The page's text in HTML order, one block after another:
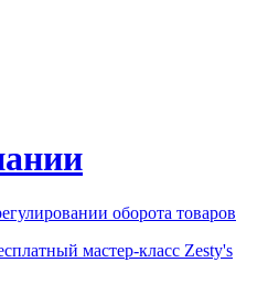
оборота товаров
мастер-класс Zesty's